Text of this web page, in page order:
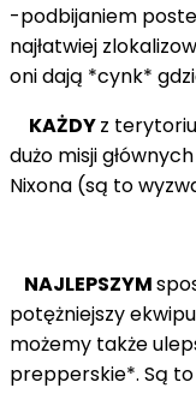
-podbijaniem
najłatwiej
oni dają *cynk*
KAŻDYz
dużo misji
Nixona (są to
NAJLEPSZYM
potężniejszy
możemy także
prepperskie*. Są